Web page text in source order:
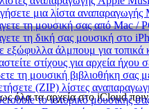
μια λίστα
τη μουσική σας από Mac /
τη δική σας μουσική στο
εξώφυλλα άλμπουμ για
στίχους για αρχεία
τη μουσική βιβλιοθήκη
(ZIP) λίστες
το ιστορικό μουσικής
όλα τα αρχεία στο iCloud πριν